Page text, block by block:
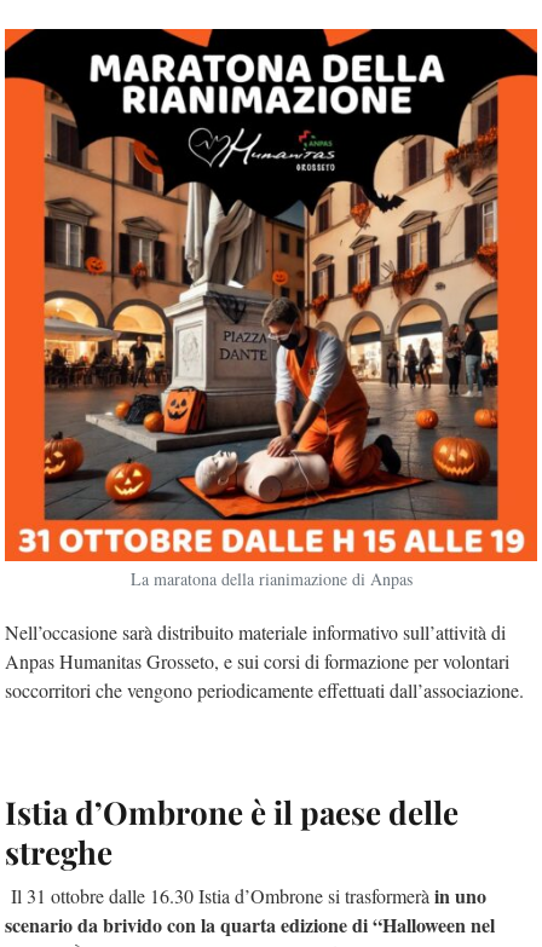
La maratona della rianimazione di Anpas
Nell’occasione sarà distribuito materiale informativo sull’attività di
Anpas Humanitas Grosseto, e sui corsi di formazione per volontari
soccorritori che vengono periodicamente effettuati dall’associazione.
Istia d’Ombrone è il paese delle
streghe
Il 31 ottobre dalle 16.30 Istia d’Ombrone si trasformeràin uno
scenario da brivido con la quarta edizione di “Halloween nel